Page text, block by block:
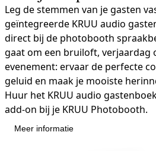
Leg de stemmen van je gasten
geïntegreerde KRUU audio
direct bij de photobooth
gaat om een bruiloft, verjaardag
evenement: ervaar de perfecte
geluid en maak je mooiste
Huur het KRUU audio
add-on bij je KRUU Photobooth.
Meer informatie